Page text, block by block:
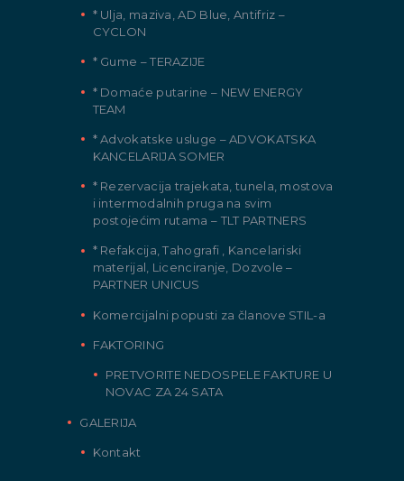
* Ulja, maziva, AD Blue, Antifriz –
CYCLON
* Gume – TERAZIJE
* Domaće putarine – NEW ENERGY
TEAM
* Advokatske usluge – ADVOKATSKA
KANCELARIJA SOMER
* Rezervacija trajekata, tunela, mostova
i intermodalnih pruga na svim
postojećim rutama – TLT PARTNERS
* Refakcija, Tahografi , Kancelariski
materijal, Licenciranje, Dozvole –
PARTNER UNICUS
Komercijalni popusti za članove STIL-a
FAKTORING
PRETVORITE NEDOSPELE FAKTURE U
NOVAC ZA 24 SATA
GALERIJA
Kontakt